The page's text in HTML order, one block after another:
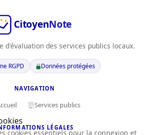
d'évaluation des services publics locaux.
RGPD Données protégées
NAVIGATION
Services publics
LÉGALES
cookies essentiels pour la connexion et